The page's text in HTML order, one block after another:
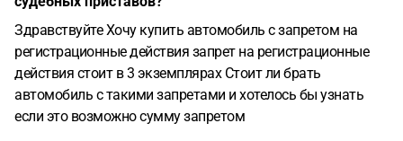
Здравствуйте Хочу купить автомобиль с запретом на
регистрационные действия запрет на регистрационные
действия стоит в 3 экземплярах Стоит ли брать
автомобиль с такими запретами и хотелось бы узнать
если это возможно сумму запретом